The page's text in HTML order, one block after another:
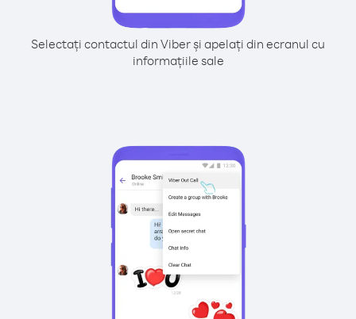
Selectați contactul din Viber și apelați din ecranul cu
informațiile sale